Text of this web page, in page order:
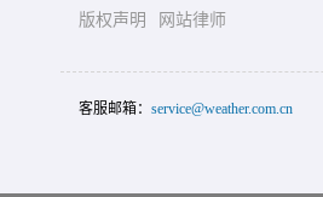
版权声明
网站律师
客服邮箱： service@weather.com.cn